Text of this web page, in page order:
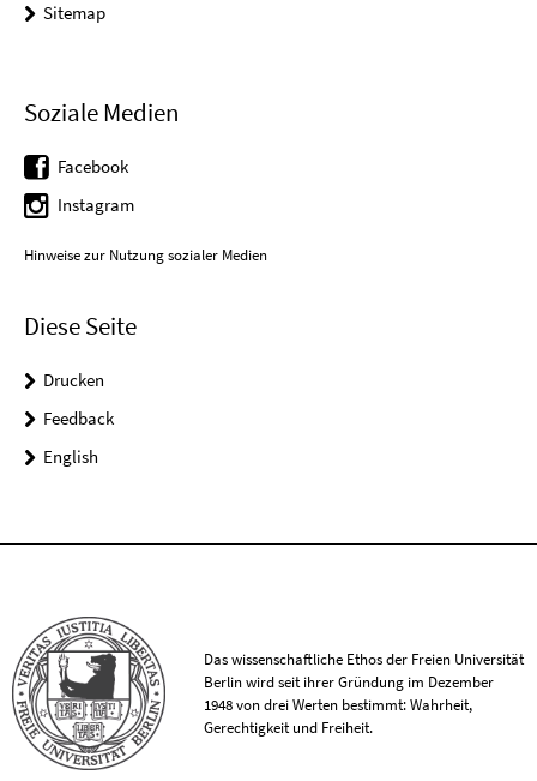
Sitemap
Soziale Medien
Facebook
Instagram
Hinweise zur Nutzung sozialer Medien
Diese Seite
Drucken
Feedback
English
Das wissenschaftliche Ethos der Freien Universität
Berlin wird seit ihrer Gründung im Dezember
1948 von drei Werten bestimmt: Wahrheit,
Gerechtigkeit und Freiheit.